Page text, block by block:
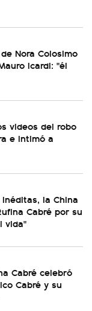
Nora Colosimo
Icardi: "él
videos del robo
e intimó a
la China
Cabré por su
vida"
Cabré celebró
Cabré y su